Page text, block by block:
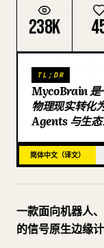
定价
下载
博客
更新
为何这在科学上重要
未来版本：V3 和 V4
板子作为生物与数字计
一台读懂地球的计算机
冗长的 MycoBrain 文
238K
TL;DR
MycoBrain 是
物理现实转化
Agents 与生态
简体中文（译文）
一款面向机器人
的信号原生边缘